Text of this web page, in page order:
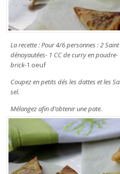
La recette : Pour 4/6 personnes : 2
dénoyautées- 1 CC de curry en
brick-1 oeuf
Coupez en petits dés les dattes et les
sel.
Mélangez afin d’obtenir une pate.